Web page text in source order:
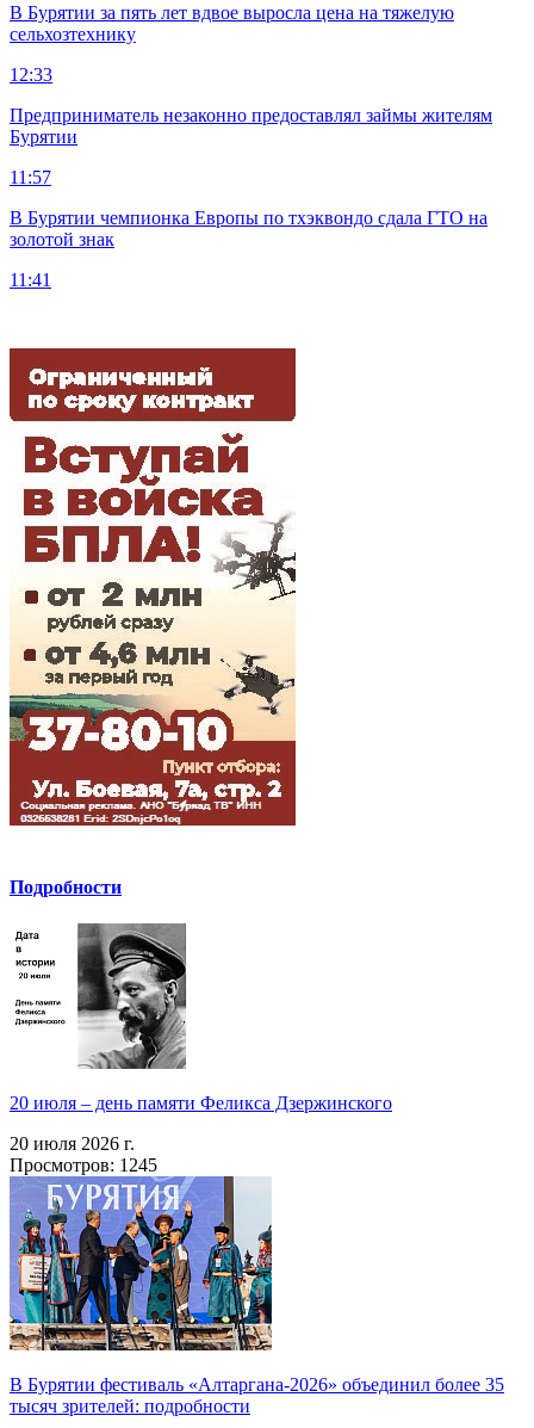
В Бурятии за пять лет вдвое выросла цена на тяжелую
сельхозтехнику
12:33
Предприниматель незаконно предоставлял займы жителям
Бурятии
11:57
В Бурятии чемпионка Европы по тхэквондо сдала ГТО на
золотой знак
11:41
Подробности
20 июля – день памяти Феликса Дзержинского
20 июля 2026 г.
Просмотров: 1245
В Бурятии фестиваль «Алтаргана-2026» объединил более 35
тысяч зрителей: подробности